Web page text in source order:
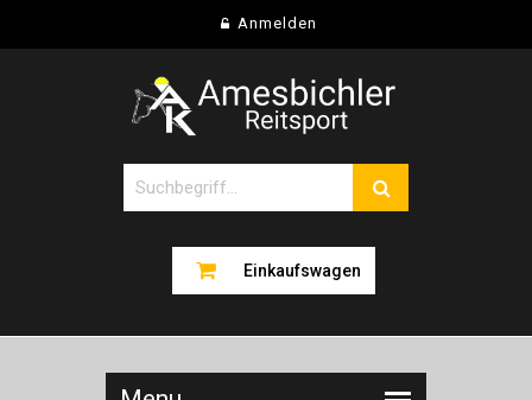
Anmelden
Einkaufswagen